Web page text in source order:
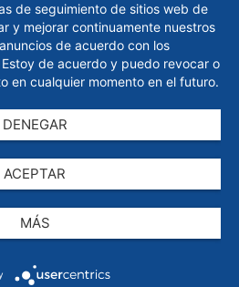
de seguimiento de sitios web de
y mejorar continuamente nuestros
de acuerdo con los
de acuerdo y puedo revocar o
en cualquier momento en el futuro.
DENEGAR
ACEPTAR
MÁS